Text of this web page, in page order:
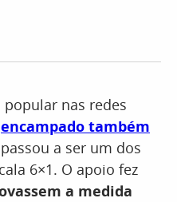
nas redes
encampado também
a ser um dos
6×1. O apoio fez
a medida